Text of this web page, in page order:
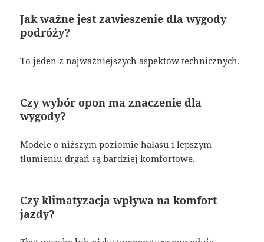
Jak ważne jest zawieszenie dla wygody
podróży?
To jeden z najważniejszych aspektów technicznych.
Czy wybór opon ma znaczenie dla
wygody?
Modele o niższym poziomie hałasu i lepszym
tłumieniu drgań są bardziej komfortowe.
Czy klimatyzacja wpływa na komfort
jazdy?